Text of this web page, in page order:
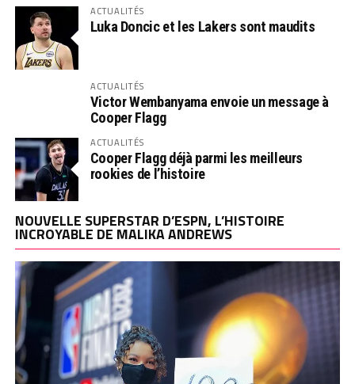
ACTUALITÉS
Luka Doncic et les Lakers sont maudits
ACTUALITÉS
Victor Wembanyama envoie un message à
Cooper Flagg
ACTUALITÉS
Cooper Flagg déjà parmi les meilleurs
rookies de l’histoire
NOUVELLE SUPERSTAR D’ESPN, L’HISTOIRE
INCROYABLE DE MALIKA ANDREWS